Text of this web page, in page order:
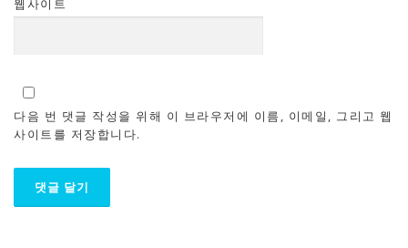
웹사이트
다음 번 댓글 작성을 위해 이 브라우저에 이름, 이메일, 그리고 웹
사이트를 저장합니다.